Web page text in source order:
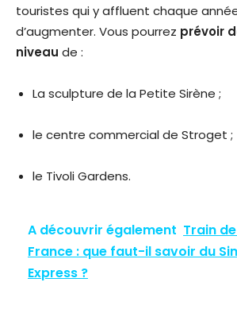
touristes qui y affluent chaque
d’augmenter. Vous pourrez prévoir
niveau de :
La sculpture de la Petite Sirène ;
le centre commercial de Stroget ;
le Tivoli Gardens.
A découvrir également Train
France : que faut-il savoir du
Express ?